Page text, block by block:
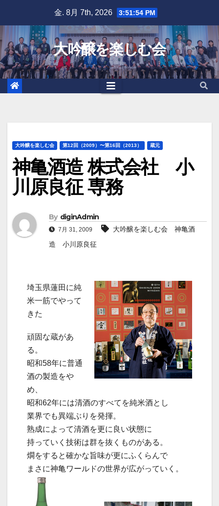
content
金. 8月 7th, 2026 3:51:55 PM
大吟醸を楽しむ会
大吟醸を楽しむ会 第12回（2009）〜第16回（2013） 蔵元
神亀酒造 株式会社 小
川原良征 専務
By diginAdmin
7月 31, 2009
大吟醸を楽しむ会 神亀酒
造 小川原良征
埼玉県蓮田に純
米一筋でやって
きた
頑固な蔵があ
る。
昭和58年に普通
酒の製造をや
め、
昭和62年には清酒のすべてを純米酒とし
業界でも異端ぶりを発揮。
熟成によって清酒を更に良い状態に
持っていく技術は群を抜くものがある。
燗をすると確かな旨味が更にふくらんで
まさに神亀ワールドの世界が広がっていく。